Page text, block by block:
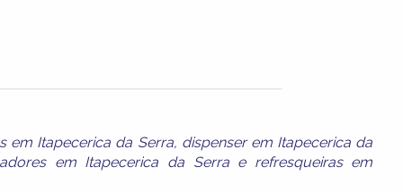
em Itapecerica da Serra, dispenser em Itapecerica da
em Itapecerica da Serrae refresqueiras em